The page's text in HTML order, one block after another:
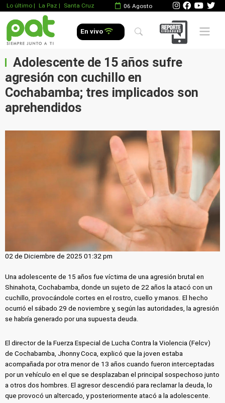
Lo último | La Paz | Santa Cruz 06 Agosto
En vivo Mobile
Adolescente de 15 años sufre
agresión con cuchillo en
Cochabamba; tres implicados son
aprehendidos
02 de Diciembre de 2025 01:32 pm
Una adolescente de 15 años fue víctima de una agresión brutal en
Shinahota, Cochabamba, donde un sujeto de 22 años la atacó con un
cuchillo, provocándole cortes en el rostro, cuello y manos. El hecho
ocurrió el sábado 29 de noviembre y, según las autoridades, la agresión
se habría generado por una supuesta deuda.
El director de la Fuerza Especial de Lucha Contra la Violencia (Felcv)
de Cochabamba, Jhonny Coca, explicó que la joven estaba
acompañada por otra menor de 13 años cuando fueron interceptadas
por un vehículo en el que se desplazaban el principal sospechoso junto
a otros dos hombres. El agresor descendió para reclamar la deuda, lo
que provocó un altercado, y posteriormente atacó a la adolescente.